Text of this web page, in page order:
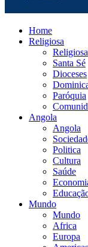
Home
Religiosa
Religiosa
Santa Sé
Dioceses
Paróquia
Angola
Angola
Politica
Cultura
Saúde
Mundo
Mundo
Africa
Europa